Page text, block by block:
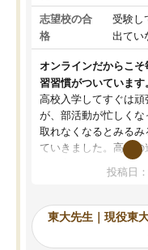
志望校の合
格
受験し
出てい
オンラインだからこ
習習慣がついています
高校入学してすぐは頑
が、部活動が忙しく
取れなくなるとみるみ
ていきました。高校の
供も家に帰って勉強の
応を示します。東大
れるので、親としても
使える自習室とかも
ところがあれば先生が
投稿日
東大先生｜現役東